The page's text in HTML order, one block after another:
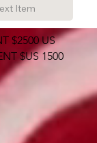
Item
$2500 US
$US 1500